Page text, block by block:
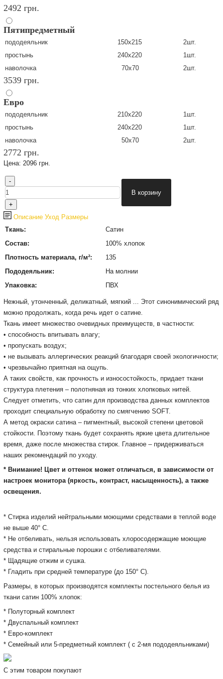
2492 грн.
Пятипредметный
пододеяльник 150х215
2шт.
простынь
240х220
1шт.
наволочка
70х70 2шт.
3539 грн.
Евро
пододеяльник 210х220
1шт.
простынь
240х220
1шт.
наволочка
50х70 2шт.
2772 грн.
Цена: 2096 грн.
Описание Уход Размеры
Ткань:
Сатин
Состав:
100% хлопок
Плотность материала, г/м²:
135
Пододеяльник:
На молнии
Упаковка:
ПВХ
Нежный, утонченный, деликатный, мягкий ... Этот синонимический ряд
можно продолжать, когда речь идет о сатине.
Ткань имеет множество очевидных преимуществ, в частности:
• способность впитывать влагу;
• пропускать воздух;
• не вызывать аллергических реакций благодаря своей экологичности;
• чрезвычайно приятная на ощупь.
А таких свойств, как прочность и износостойкость, придает ткани
структура плетения– полотняная из тонких хлопковых нитей.
Следует отметить, что сатин для производства данных комплектов
проходит специальную обработку по смягчению SOFT.
А метод окраски сатина – пигментный, высокой степени цветовой
стойкости. Поэтому ткань будет сохранять яркие цвета длительное
время, даже после множества стирок. Главное – придерживаться
наших рекомендаций по уходу.
* Внимание! Цвет и оттенок может отличаться, в зависимости от
настроек монитора (яркость, контраст, насыщенность), а также
освещения.
* Cтирка изделий нейтральными моющими средствами в теплой воде
не выше 40° С.
* Не отбеливать, нельзя использовать хлоросодержащие моющие
средства и стиральные порошки с отбеливателями.
* Щадящие отжим и сушка.
* Гладить при средней температуре (до 150° С).
Размеры, в которых производятся комплекты постельного белья из
ткани сатин 100% хлопок:
* Полуторный комплект
* Двуспальный комплект
* Евро-комплект
* Семейный или 5-предметный комплект ( с 2-мя пододеяльниками)
С этим товаром покупают